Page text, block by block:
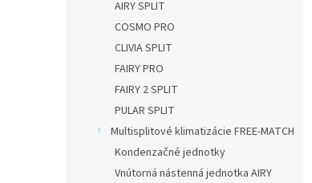
AIRY SPLIT
COSMO PRO
CLIVIA SPLIT
FAIRY PRO
FAIRY 2 SPLIT
PULAR SPLIT
Multisplitové klimatizácie FREE-MATCH
Kondenzačné jednotky
Vnútorná nástenná jednotka AIRY